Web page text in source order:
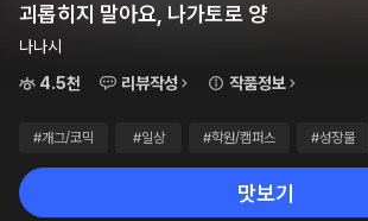
괴롭히지 말아요, 나가토로 양
나나시
4.5천
리뷰작성 작품정보
#개그/코믹 #일상 #학원/캠퍼스 #성장물
맛보기